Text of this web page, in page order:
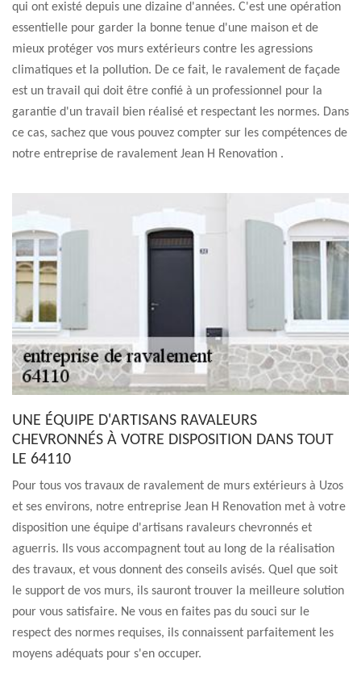
qui ont existé depuis une dizaine d'années. C'est une opération
essentielle pour garder la bonne tenue d'une maison et de
mieux protéger vos murs extérieurs contre les agressions
climatiques et la pollution. De ce fait, le ravalement de façade
est un travail qui doit être confié à un professionnel pour la
garantie d'un travail bien réalisé et respectant les normes. Dans
ce cas, sachez que vous pouvez compter sur les compétences de
notre entreprise de ravalement Jean H Renovation .
UNE ÉQUIPE D'ARTISANS RAVALEURS
CHEVRONNÉS À VOTRE DISPOSITION DANS TOUT
LE 64110
Pour tous vos travaux de ravalement de murs extérieurs à Uzos
et ses environs, notre entreprise Jean H Renovation met à votre
disposition une équipe d'artisans ravaleurs chevronnés et
aguerris. Ils vous accompagnent tout au long de la réalisation
des travaux, et vous donnent des conseils avisés. Quel que soit
le support de vos murs, ils sauront trouver la meilleure solution
pour vous satisfaire. Ne vous en faites pas du souci sur le
respect des normes requises, ils connaissent parfaitement les
moyens adéquats pour s'en occuper.